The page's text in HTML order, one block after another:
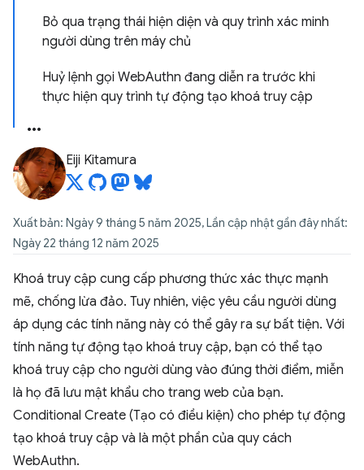
Bỏ qua trạng thái hiện diện và quy trình xác minh
người dùng trên máy chủ
Huỷ lệnh gọi WebAuthn đang diễn ra trước khi
thực hiện quy trình tự động tạo khoá truy cập
Eiji Kitamura
Xuất bản: Ngày 9 tháng 5 năm 2025, Lần cập nhật gần đây nhất:
Ngày 22 tháng 12 năm 2025
Khoá truy cập cung cấp phương thức xác thực mạnh
mẽ, chống lừa đảo. Tuy nhiên, việc yêu cầu người dùng
áp dụng các tính năng này có thể gây ra sự bất tiện. Với
tính năng tự động tạo khoá truy cập, bạn có thể tạo
khoá truy cập cho người dùng vào đúng thời điểm, miễn
là họ đã lưu mật khẩu cho trang web của bạn.
Conditional Create (Tạo có điều kiện) cho phép tự động
tạo khoá truy cập và là một phần của quy cách
WebAuthn.